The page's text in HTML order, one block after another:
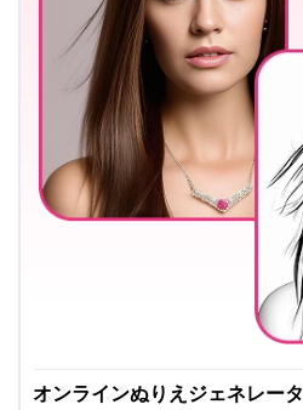
オンラインぬりえジェネレー